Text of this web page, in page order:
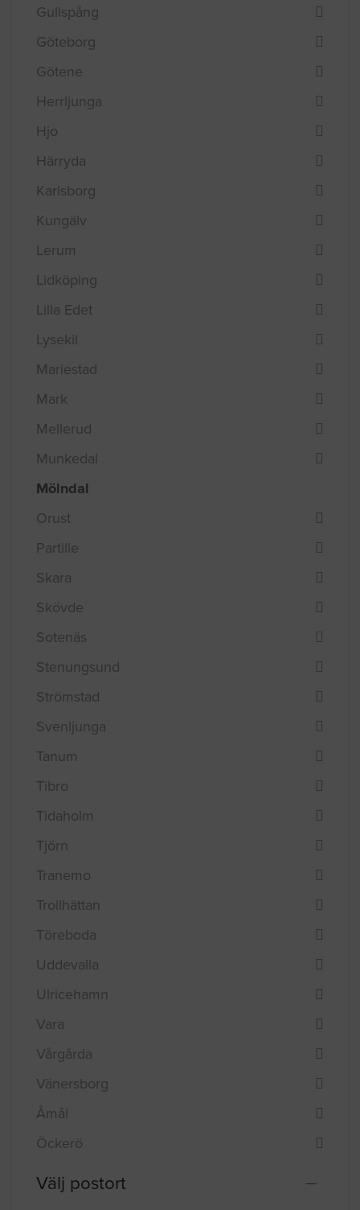
Gullspång
Göteborg
Götene
Herrljunga
Hjo
Härryda
Karlsborg
Kungälv
Lerum
Lidköping
Lilla Edet
Lysekil
Mariestad
Mark
Mellerud
Munkedal
Mölndal
Orust
Partille
Skara
Skövde
Sotenäs
Stenungsund
Strömstad
Svenljunga
Tanum
Tibro
Tidaholm
Tjörn
Tranemo
Trollhättan
Töreboda
Uddevalla
Ulricehamn
Vara
Vårgårda
Vänersborg
Åmål
Öckerö
Välj postort